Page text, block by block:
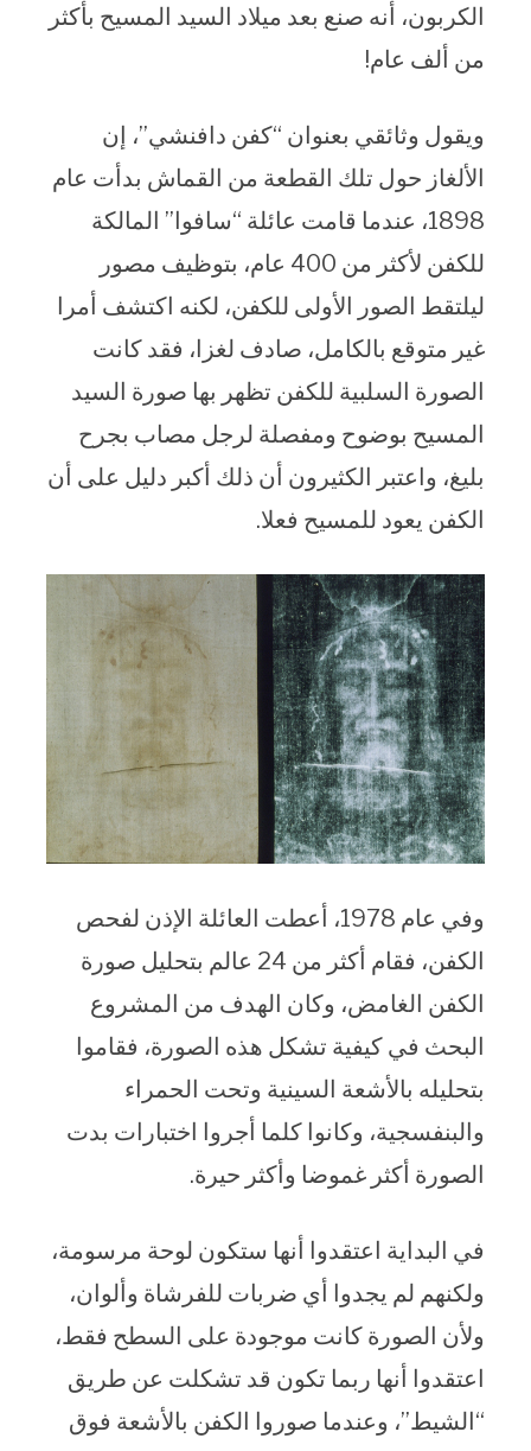
الكربون، أنه صنع بعد ميلاد السيد المسيح بأكثر
من ألف عام!
ويقول وثائقي بعنوان “كفن دافنشي”، إن
الألغاز حول تلك القطعة من القماش بدأت عام
1898، عندما قامت عائلة “سافوا” المالكة
للكفن لأكثر من 400 عام، بتوظيف مصور
ليلتقط الصور الأولى للكفن، لكنه اكتشف أمرا
غير متوقع بالكامل، صادف لغزا، فقد كانت
الصورة السلبية للكفن تظهر بها صورة السيد
المسيح بوضوح ومفصلة لرجل مصاب بجرح
بليغ، واعتبر الكثيرون أن ذلك أكبر دليل على أن
الكفن يعود للمسيح فعلا.
وفي عام 1978، أعطت العائلة الإذن لفحص
الكفن، فقام أكثر من 24 عالم بتحليل صورة
الكفن الغامض، وكان الهدف من المشروع
البحث في كيفية تشكل هذه الصورة، فقاموا
بتحليله بالأشعة السينية وتحت الحمراء
والبنفسجية، وكانوا كلما أجروا اختبارات بدت
الصورة أكثر غموضا وأكثر حيرة.
في البداية اعتقدوا أنها ستكون لوحة مرسومة،
ولكنهم لم يجدوا أي ضربات للفرشاة وألوان،
ولأن الصورة كانت موجودة على السطح فقط،
اعتقدوا أنها ربما تكون قد تشكلت عن طريق
“الشيط”، وعندما صوروا الكفن بالأشعة فوق